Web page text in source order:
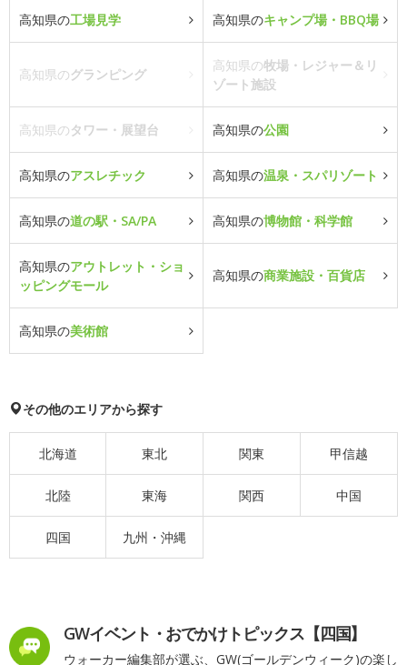
高知県の工場見学 高知県のキャンプ場・BBQ場
高知県のグランピング
高知県の牧場・レジャー＆リ
ゾート施設
高知県のタワー・展望台 高知県の公園
高知県のアスレチック 高知県の温泉・スパリゾート
高知県の道の駅・SA/PA 高知県の博物館・科学館
高知県のアウトレット・ショ
ッピングモール
高知県の商業施設・百貨店
高知県の美術館
その他のエリアから探す
北海道 東北 関東 甲信越
北陸 東海 関西 中国
四国 九州・沖縄
GWイベント・おでかけトピックス【四国】
ウォーカー編集部が選ぶ、GW(ゴールデンウィーク)の楽し